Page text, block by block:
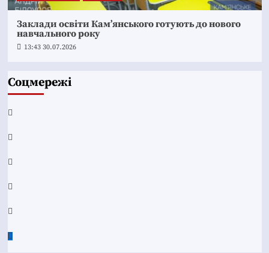
Заклади освіти Кам’янського готують до нового
навчального року
13:43 30.07.2026
Соцмережі
Facebook
YouTube
Telegram
Instagram
Twitter
Google